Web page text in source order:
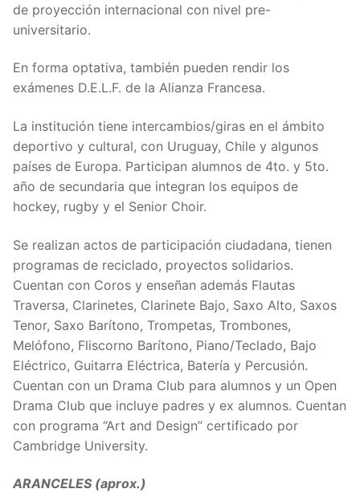
de proyección internacional con nivel pre-
universitario.
En forma optativa, también pueden rendir los
exámenes D.E.L.F. de la Alianza Francesa.
La institución tiene intercambios/giras en el ámbito
deportivo y cultural, con Uruguay, Chile y algunos
países de Europa. Participan alumnos de 4to. y 5to.
año de secundaria que integran los equipos de
hockey, rugby y el Senior Choir.
Se realizan actos de participación ciudadana, tienen
programas de reciclado, proyectos solidarios.
Cuentan con Coros y enseñan además Flautas
Traversa, Clarinetes, Clarinete Bajo, Saxo Alto, Saxos
Tenor, Saxo Barítono, Trompetas, Trombones,
Melófono, Fliscorno Barítono, Piano/Teclado, Bajo
Eléctrico, Guitarra Eléctrica, Batería y Percusión.
Cuentan con un Drama Club para alumnos y un Open
Drama Club que incluye padres y ex alumnos. Cuentan
con programa “Art and Design” certificado por
Cambridge University.
ARANCELES (aprox.)